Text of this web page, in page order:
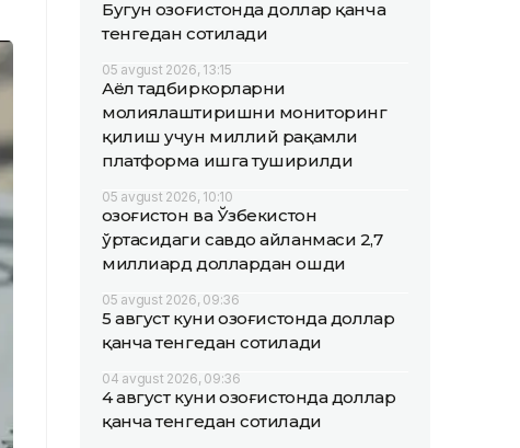
Бугун Қозоғистонда доллар қанча
тенгедан сотилади
05 avgust 2026, 13:15
Аёл тадбиркорларни
молиялаштиришни мониторинг
қилиш учун миллий рақамли
платформа ишга туширилди
05 avgust 2026, 10:10
Қозоғистон ва Ўзбекистон
ўртасидаги савдо айланмаси 2,7
миллиард доллардан ошди
05 avgust 2026, 09:36
5 август куни Қозоғистонда доллар
қанча тенгедан сотилади
04 avgust 2026, 09:36
4 август куни Қозоғистонда доллар
қанча тенгедан сотилади